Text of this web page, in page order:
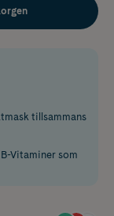
tillsammans
Vitaminer som